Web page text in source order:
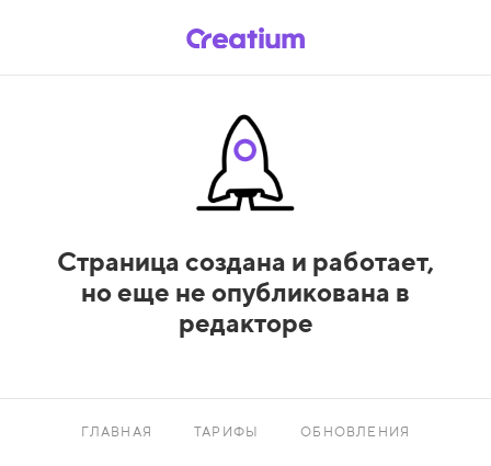
Страница создана и работает,
но еще не опубликована в
редакторе
ГЛАВНАЯ ТАРИФЫ ОБНОВЛЕНИЯ